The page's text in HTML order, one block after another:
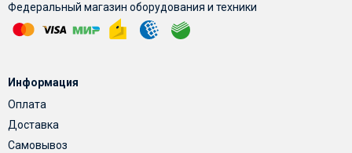
Федеральный магазин оборудования и техники
Информация
Оплата
Доставка
Самовывоз